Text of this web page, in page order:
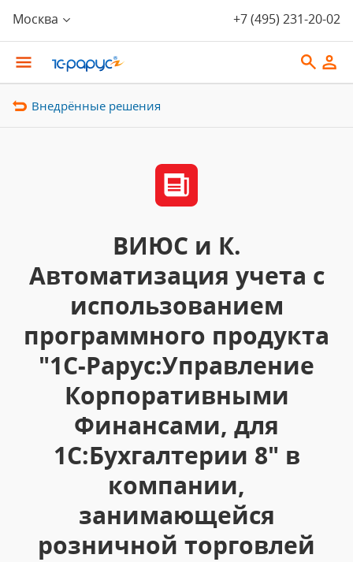
Москва +7 (495) 231-20-02
Внедрённые решения
ВИЮС и К.
Автоматизация учета с
использованием
программного продукта
"1С-Рарус:Управление
Корпоративными
Финансами, для
1С:Бухгалтерии 8" в
компании,
занимающейся
розничной торговлей